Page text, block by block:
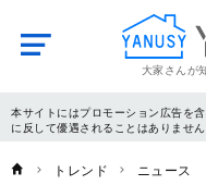
大家さんが
YANUSY
本サイトにはプロモーション広告を
に反して優遇されることはありません
トレンド
ニュース